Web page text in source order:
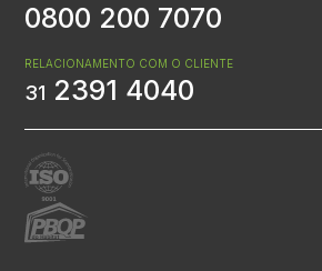
0800 200 7070
RELACIONAMENTO COM O CLIENTE
31 2391 4040